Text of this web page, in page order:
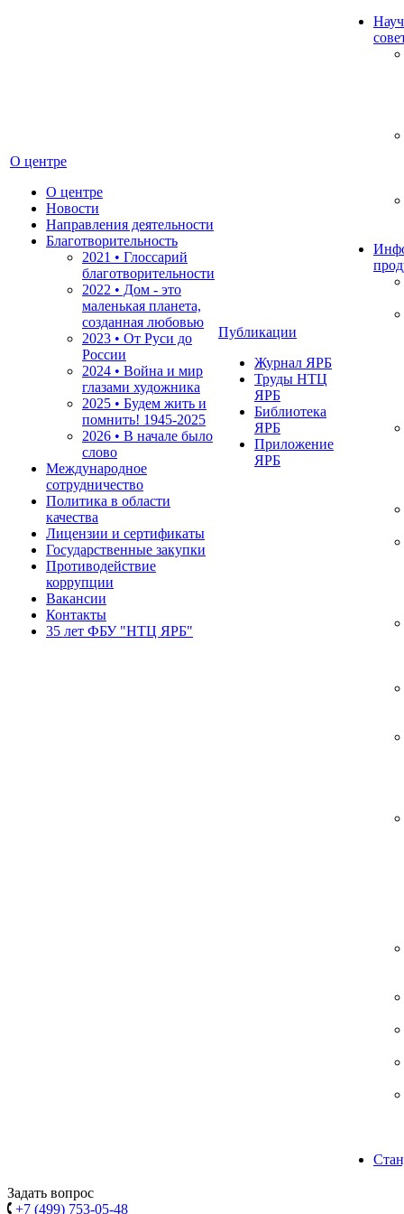
О центре
О центре
Новости
Направления деятельности
Благотворительность
2021 • Глоссарий
благотворительности
2022 • Дом - это
маленькая планета,
созданная любовью
2023 • От Руси до
России
2024 • Война и мир
глазами художника
2025 • Будем жить и
помнить! 1945-2025
2026 • В начале было
слово
Международное
сотрудничество
Политика в области
качества
Лицензии и сертификаты
Государственные закупки
Противодействие
коррупции
Вакансии
Контакты
35 лет ФБУ "НТЦ ЯРБ"
Публикации
Журнал ЯРБ
Труды НТЦ
ЯРБ
Библиотека
ЯРБ
Приложение
ЯРБ
Задать вопрос
+7 (499) 753-05-48